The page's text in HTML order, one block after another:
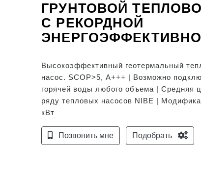
ГРУНТОВОЙ
С РЕКОРДНОЙ
Высокоэффективный геотермальный
насос. SCOP>5, А+++ | Возможно
горячей воды любого объема | Средняя
ряду тепловых насосов NIBE |
кВт
Позвонить мне Подобрать